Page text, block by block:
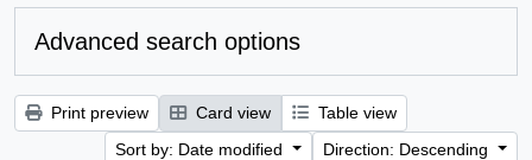
Advanced search options
Print preview Card view
Table view
Sort by: Date modified
Direction: Descending